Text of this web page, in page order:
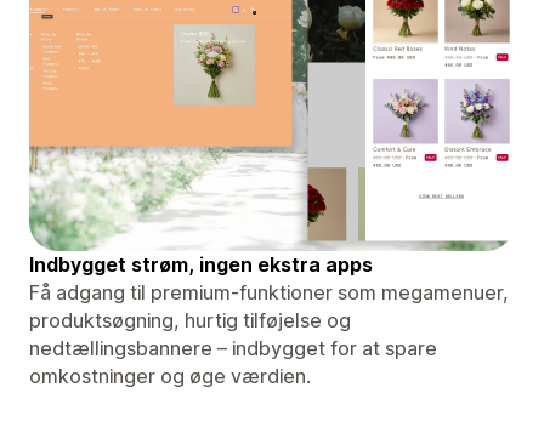
Indbygget strøm, ingen ekstra apps
Få adgang til premium-funktioner som megamenuer,
produktsøgning, hurtig tilføjelse og
nedtællingsbannere – indbygget for at spare
omkostninger og øge værdien.